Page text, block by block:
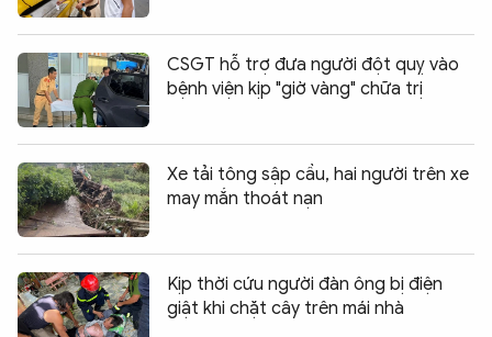
CSGT hỗ trợ đưa người đột quỵ vào
bệnh viện kịp "giờ vàng" chữa trị
Xe tải tông sập cầu, hai người trên xe
may mắn thoát nạn
Kịp thời cứu người đàn ông bị điện
giật khi chặt cây trên mái nhà